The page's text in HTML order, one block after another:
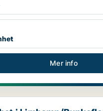
Mer info
Bunkeflo